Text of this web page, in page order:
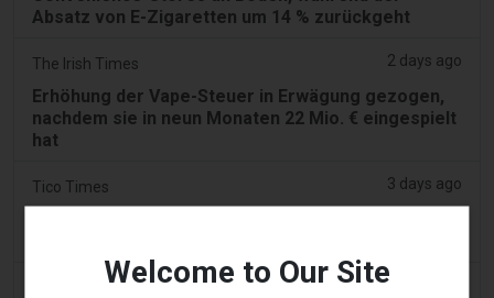
Absatz von E-Zigaretten um 14 % zurückgeht
The Irish Times 2 days ago
Erhöhung der Vape-Steuer in Erwägung gezogen,
nachdem sie in neun Monaten 22 Mio. € eingespielt
hat
Tico Times 3 days ago
Tobacco Reporter 3 days ago
Welcome to Our Site